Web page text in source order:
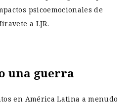
psicoemocionales de
a LJR.
una guerra
en América Latina a menudo